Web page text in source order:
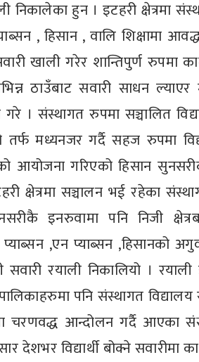
निकालेका हुन । इटहरी क्षेत्रमा
, हिसान , वालि शिक्षामा
सवारी खाली गरेर शान्तिपुर्ण रुपमा
ठाउँबाट सवारी साधन
। संस्थागत रुपमा सञ्चालित
तर्फ मध्यनजर गर्दै सहज रुपमा
आयोजना गरिएको हिसान
क्षेत्रमा सञ्चालन भई रहेका
इनरुवामा पनि निजी
,एन प्याब्सन ,हिसानको
रयाली निकालियो । रयाली
पनि संस्थागत
चरणवद्ध आन्दोलन गर्दै आएका
देशभर विद्यार्थी बोक्ने